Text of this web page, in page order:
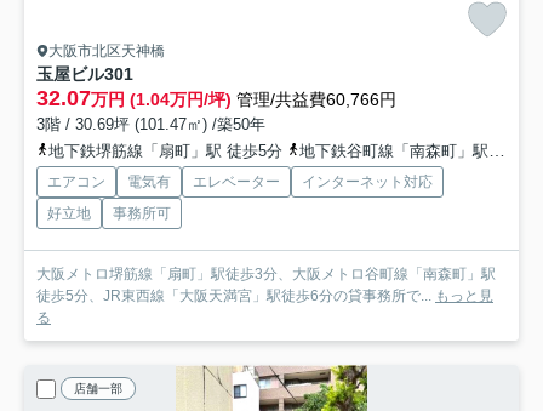
大阪市北区天神橋
玉屋ビル301
32.07万円 (1.04万円/坪) 管理/共益費60,766円
3階 / 30.69坪 (101.47㎡) /築50年
地下鉄堺筋線「扇町」駅 徒歩5分
地下鉄谷町線「南森町」駅 徒歩5分
エアコン 電気有 エレベーター
インターネット対応
好立地
事務所可
大阪メトロ堺筋線「扇町」駅徒歩3分、大阪メトロ谷町線「南森町」駅
徒歩5分、JR東西線「大阪天満宮」駅徒歩6分の貸事務所で...
もっと見
る
店舗一部